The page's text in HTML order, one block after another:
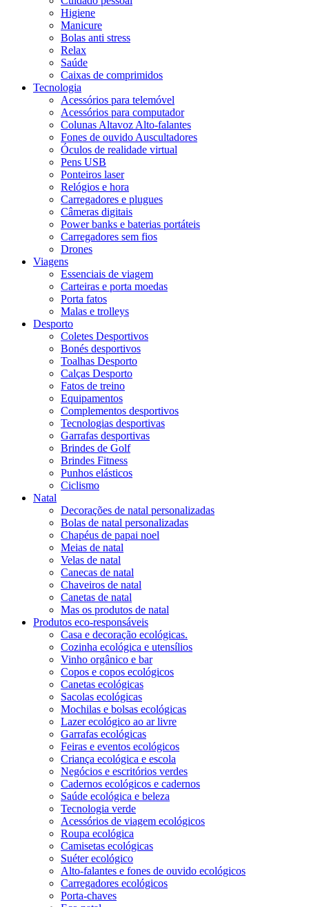
Higiene
Manicure
Bolas anti stress
Relax
Saúde
Caixas de comprimidos
Tecnologia
Acessórios para telemóvel
Acessórios para computador
Colunas Altavoz Alto-falantes
Fones de ouvido Auscultadores
Óculos de realidade virtual
Pens USB
Ponteiros laser
Relógios e hora
Carregadores e plugues
Câmeras digitais
Power banks e baterias portáteis
Carregadores sem fios
Drones
Viagens
Essenciais de viagem
Carteiras e porta moedas
Porta fatos
Malas e trolleys
Desporto
Coletes Desportivos
Bonés desportivos
Toalhas Desporto
Calças Desporto
Fatos de treino
Equipamentos
Complementos desportivos
Tecnologias desportivas
Garrafas desportivas
Brindes de Golf
Brindes Fitness
Punhos elásticos
Ciclismo
Natal
Decorações de natal personalizadas
Bolas de natal personalizadas
Chapéus de papai noel
Meias de natal
Velas de natal
Canecas de natal
Chaveiros de natal
Canetas de natal
Mas os produtos de natal
Produtos eco-responsáveis
Casa e decoração ecológicas.
Cozinha ecológica e utensílios
Vinho orgânico e bar
Copos e copos ecológicos
Canetas ecológicas
Sacolas ecológicas
Mochilas e bolsas ecológicas
Lazer ecológico ao ar livre
Garrafas ecológicas
Feiras e eventos ecológicos
Criança ecológica e escola
Negócios e escritórios verdes
Cadernos ecológicos e cadernos
Saúde ecológica e beleza
Tecnologia verde
Acessórios de viagem ecológicos
Roupa ecológica
Camisetas ecológicas
Suéter ecológico
Alto-falantes e fones de ouvido ecológicos
Carregadores ecológicos
Porta-chaves